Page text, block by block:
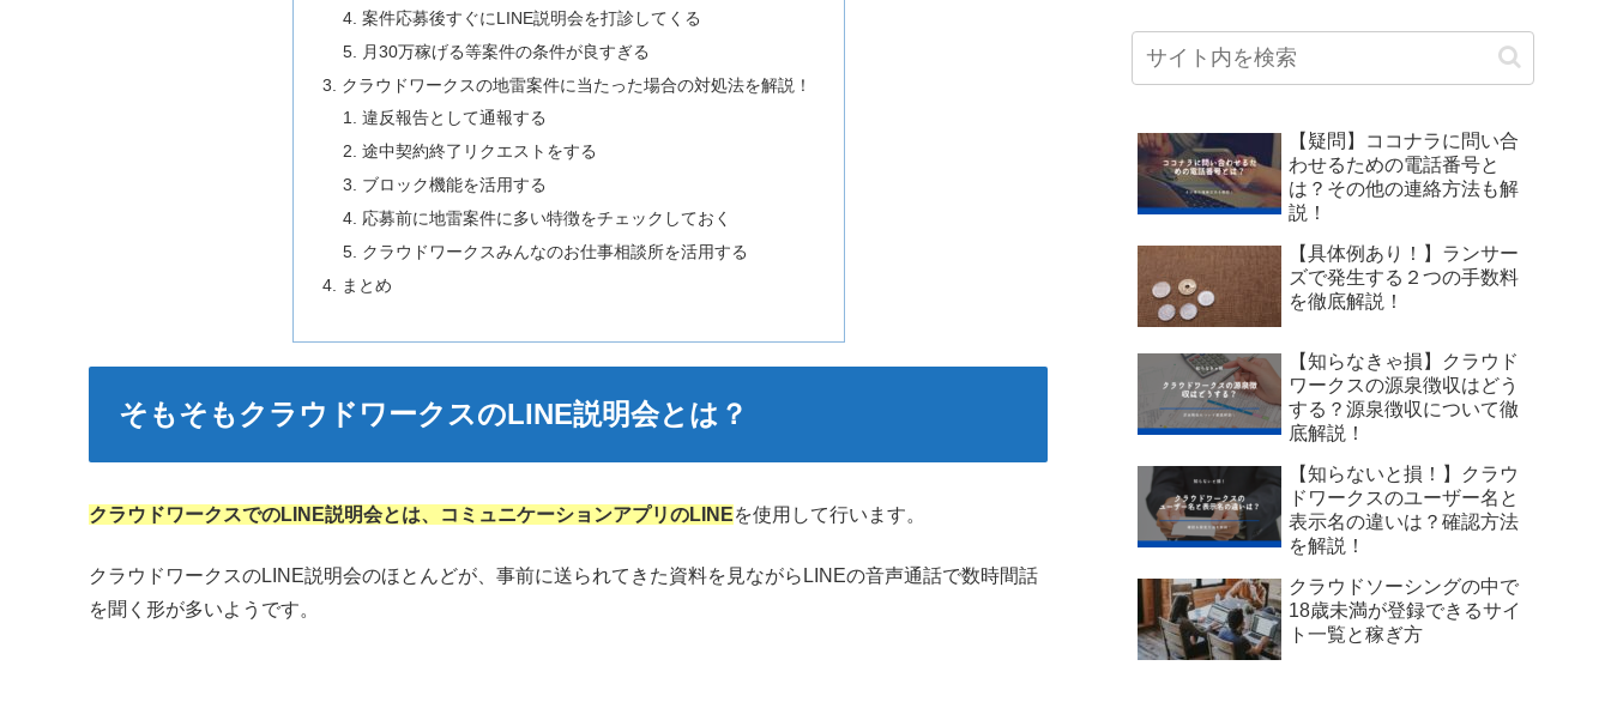
案件応募後すぐにLINE説明会を打診してくる
月30万稼げる等案件の条件が良すぎる
クラウドワークスの地雷案件に当たった場合の対処法を解説！
違反報告として通報する
途中契約終了リクエストをする
ブロック機能を活用する
応募前に地雷案件に多い特徴をチェックしておく
クラウドワークスみんなのお仕事相談所を活用する
まとめ
そもそもクラウドワークスのLINE説明会とは？
クラウドワークスでのLINE説明会とは、コミュニケーションアプリのLINEを使用して行います。
クラウドワークスのLINE説明会のほとんどが、事前に送られてきた資料を見ながらLINEの音声通話で数時間話
を聞く形が多いようです。
【疑問】ココナラに問い合
わせるための電話番号と
は？その他の連絡方法も解
説！
【具体例あり！】ランサー
ズで発生する２つの手数料
を徹底解説！
【知らなきゃ損】クラウド
ワークスの源泉徴収はどう
する？源泉徴収について徹
底解説！
【知らないと損！】クラウ
ドワークスのユーザー名と
表示名の違いは？確認方法
を解説！
クラウドソーシングの中で
18歳未満が登録できるサイ
ト一覧と稼ぎ方